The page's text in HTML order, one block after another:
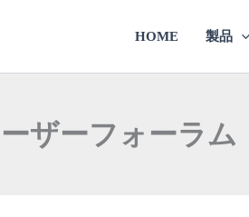
HOME 製品
ザーフォーラム